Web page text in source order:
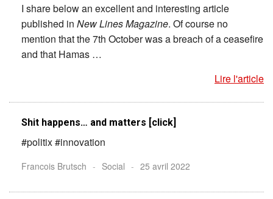
I share below an excellent and interesting article
published in New Lines Magazine. Of course no
mention that the 7th October was a breach of a ceasefire
and that Hamas …
Lire l'article
Shit happens… and matters [click]
#politix #innovation
Francois Brutsch - Social - 25 avril 2022